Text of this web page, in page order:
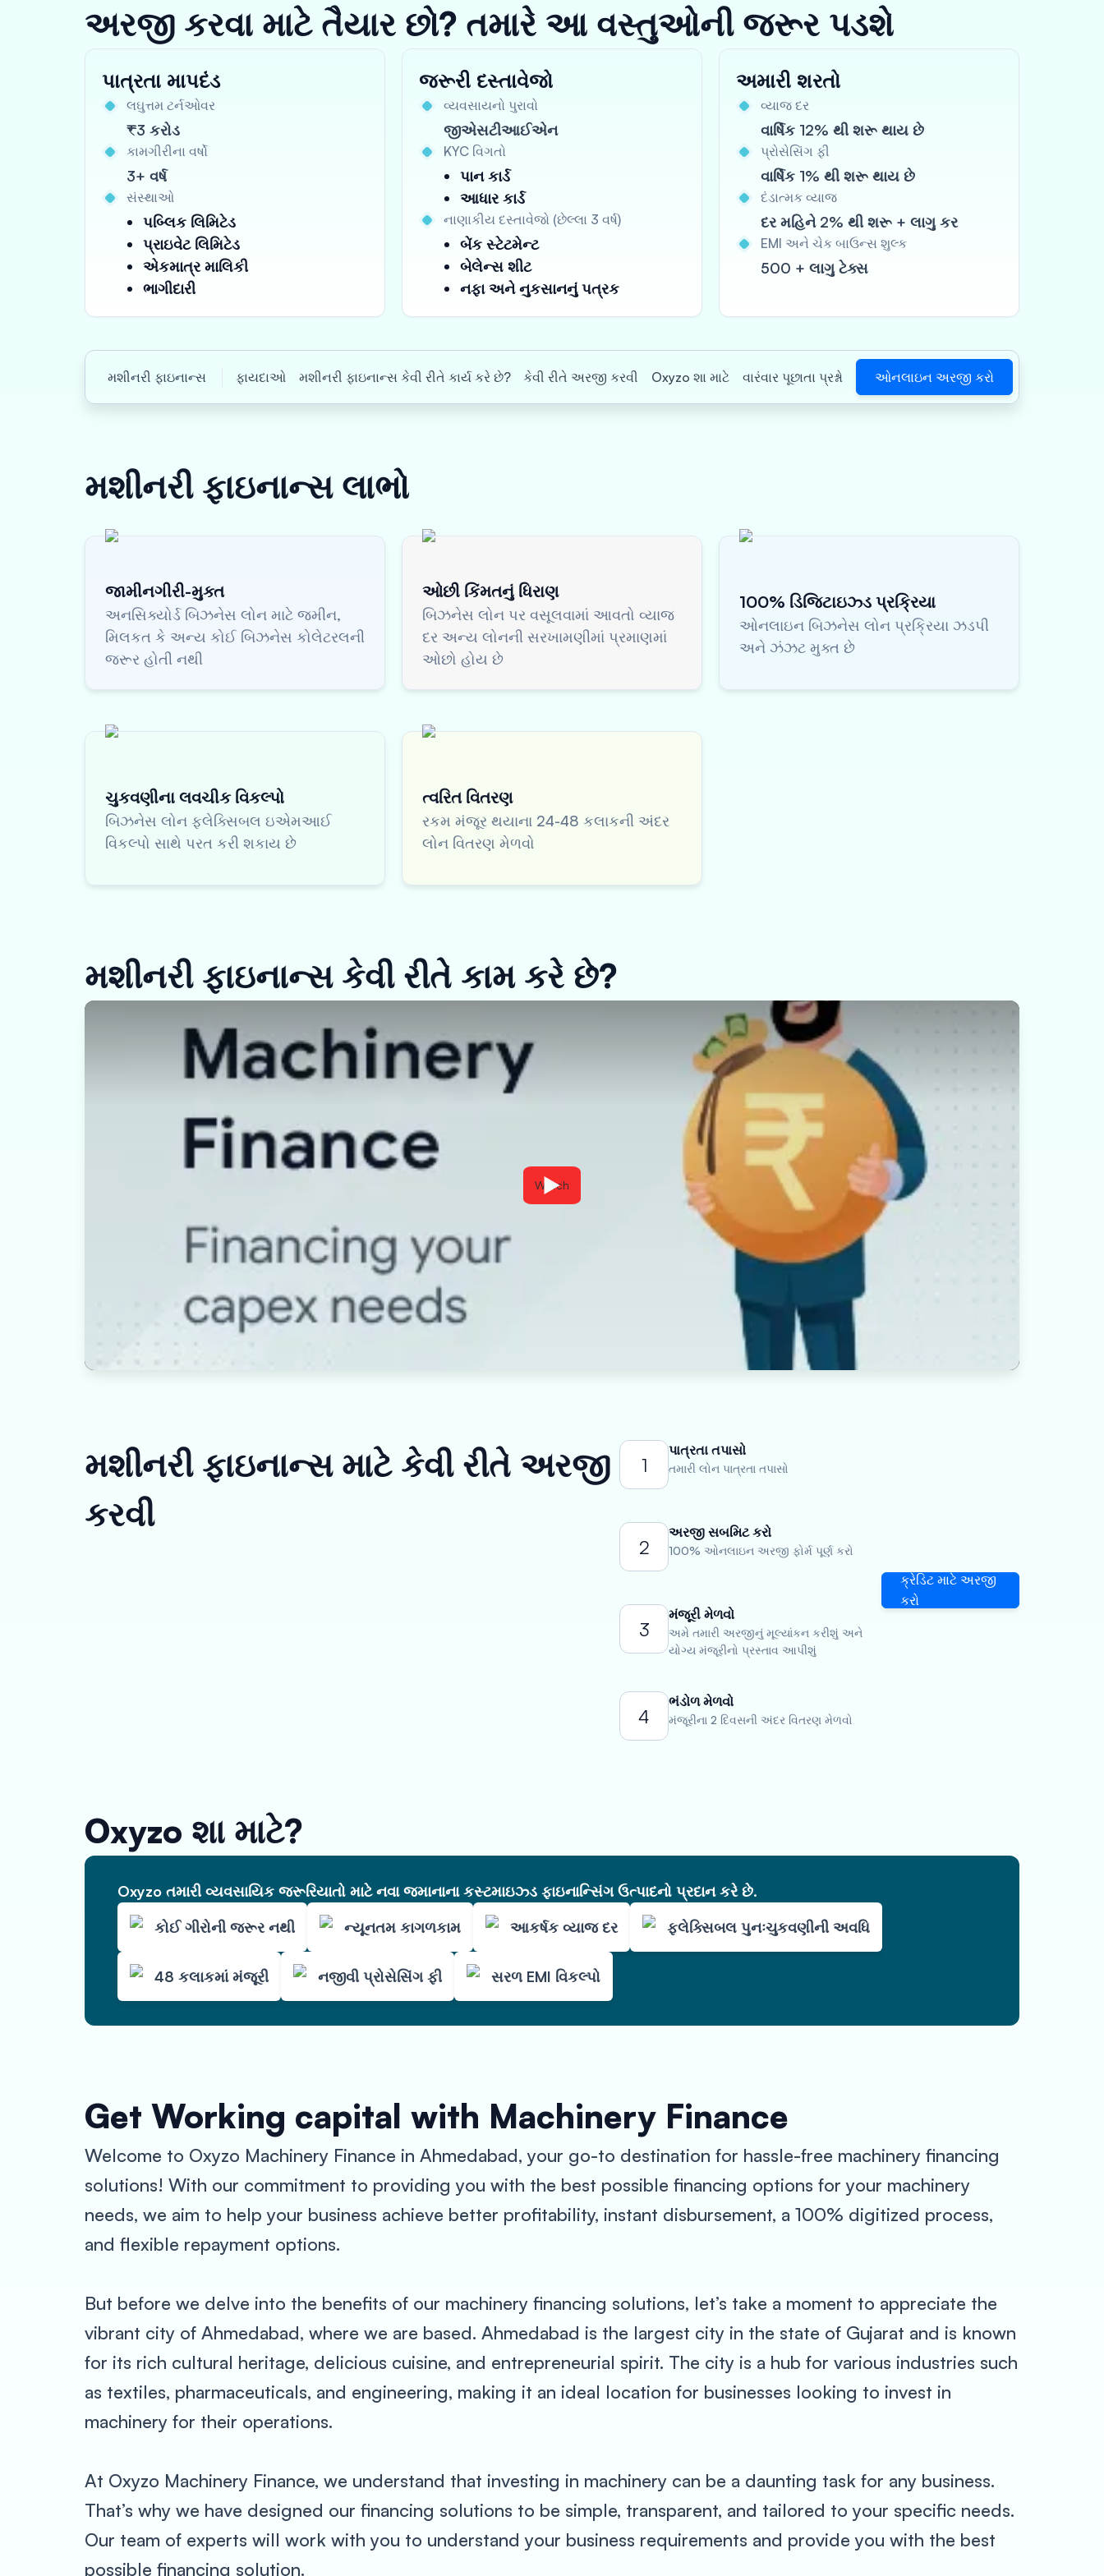
અરજી કરવા માટે તૈયાર છો? તમારે આ વસ્તુઓની જરૂર પડશે
પાત્રતા માપદંડ
લઘુત્તમ ટર્નઓવર
₹3 કરોડ
કામગીરીના વર્ષો
3+ વર્ષ
સંસ્થાઓ
પબ્લિક લિમિટેડ
પ્રાઇવેટ લિમિટેડ
એકમાત્ર માલિકી
ભાગીદારી
જરૂરી દસ્તાવેજો
વ્યવસાયનો પુરાવો
જીએસટીઆઈએન
KYC વિગતો
પાન કાર્ડ
આધાર કાર્ડ
નાણાકીય દસ્તાવેજો (છેલ્લા 3 વર્ષ)
બેંક સ્ટેટમેન્ટ
બેલેન્સ શીટ
નફા અને નુકસાનનું પત્રક
અમારી શરતો
વ્યાજ દર
વાર્ષિક 12% થી શરૂ થાય છે
પ્રોસેસિંગ ફી
વાર્ષિક 1% થી શરૂ થાય છે
દંડાત્મક વ્યાજ
દર મહિને 2% થી શરૂ + લાગુ કર
EMI અને ચેક બાઉન્સ શુલ્ક
500 + લાગુ ટેક્સ
મશીનરી ફાઇનાન્સ ફાયદાઓ મશીનરી ફાઇનાન્સ કેવી રીતે કાર્ય કરે છે? કેવી રીતે અરજી કરવી Oxyzo શા માટે વારંવાર પૂછાતા પ્રશ્નો ઓનલાઇન અરજી કરો
મશીનરી ફાઇનાન્સ લાભો
જામીનગીરી-મુક્ત
અનસિક્યોર્ડ બિઝનેસ લોન માટે જમીન,
મિલકત કે અન્ય કોઈ બિઝનેસ કોલેટરલની
જરૂર હોતી નથી
ઓછી કિંમતનું ધિરાણ
બિઝનેસ લોન પર વસૂલવામાં આવતો વ્યાજ
દર અન્ય લોનની સરખામણીમાં પ્રમાણમાં
ઓછો હોય છે
100% ડિજિટાઇઝ્ડ પ્રક્રિયા
ઓનલાઇન બિઝનેસ લોન પ્રક્રિયા ઝડપી
અને ઝંઝટ મુક્ત છે
ચુકવણીના લવચીક વિકલ્પો
બિઝનેસ લોન ફ્લેક્સિબલ ઇએમઆઈ
વિકલ્પો સાથે પરત કરી શકાય છે
ત્વરિત વિતરણ
રકમ મંજૂર થયાના 24-48 કલાકની અંદર
લોન વિતરણ મેળવો
મશીનરી ફાઇનાન્સ કેવી રીતે કામ કરે છે?
Watch
મશીનરી ફાઇનાન્સ માટે કેવી રીતે અરજી
કરવી
1
પાત્રતા તપાસો
તમારી લોન પાત્રતા તપાસો
2
અરજી સબમિટ કરો
100% ઓનલાઇન અરજી ફોર્મ પૂર્ણ કરો
3
મંજૂરી મેળવો
અમે તમારી અરજીનું મૂલ્યાંકન કરીશું અને
યોગ્ય મંજૂરીનો પ્રસ્તાવ આપીશું
4
ભંડોળ મેળવો
મંજૂરીના 2 દિવસની અંદર વિતરણ મેળવો
ક્રેડિટ માટે અરજી
કરો
Oxyzo શા માટે?
Oxyzo તમારી વ્યવસાયિક જરૂરિયાતો માટે નવા જમાનાના કસ્ટમાઇઝ્ડ ફાઇનાન્સિંગ ઉત્પાદનો પ્રદાન કરે છે.
કોઈ ગીરોની જરૂર નથી
ન્યૂનતમ કાગળકામ આકર્ષક વ્યાજ દર ફ્લેક્સિબલ પુનઃચુકવણીની અવધિ
48 કલાકમાં મંજૂરી નજીવી પ્રોસેસિંગ ફી સરળ EMI વિકલ્પો
Get Working capital with Machinery Finance
Welcome to Oxyzo Machinery Finance in Ahmedabad, your go-to destination for hassle-free machinery financing
solutions! With our commitment to providing you with the best possible financing options for your machinery
needs, we aim to help your business achieve better profitability, instant disbursement, a 100% digitized process,
and flexible repayment options.
But before we delve into the benefits of our machinery financing solutions, let’s take a moment to appreciate the
vibrant city of Ahmedabad, where we are based. Ahmedabad is the largest city in the state of Gujarat and is known
for its rich cultural heritage, delicious cuisine, and entrepreneurial spirit. The city is a hub for various industries such
as textiles, pharmaceuticals, and engineering, making it an ideal location for businesses looking to invest in
machinery for their operations.
At Oxyzo Machinery Finance, we understand that investing in machinery can be a daunting task for any business.
That’s why we have designed our financing solutions to be simple, transparent, and tailored to your specific needs.
Our team of experts will work with you to understand your business requirements and provide you with the best
possible financing solution.